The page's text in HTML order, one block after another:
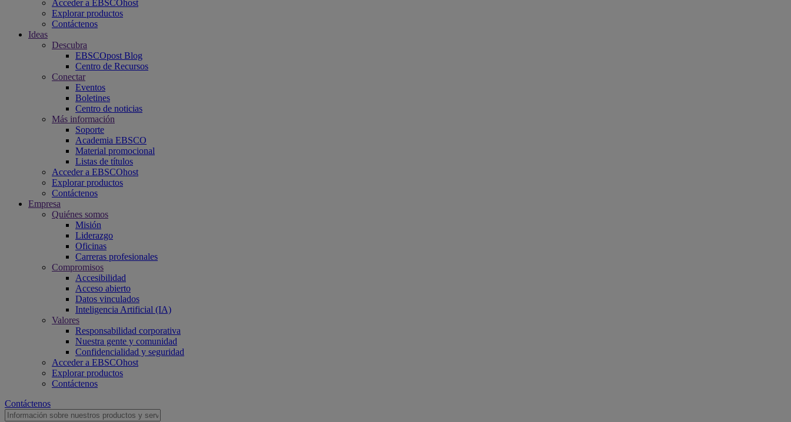
Acceder a EBSCOhost
Explorar productos
Contáctenos
Ideas
Descubra
EBSCOpost Blog
Centro de Recursos
Conectar
Eventos
Boletines
Centro de noticias
Más información
Soporte
Academia EBSCO
Material promocional
Listas de títulos
Acceder a EBSCOhost
Explorar productos
Contáctenos
Empresa
Quiénes somos
Misión
Liderazgo
Oficinas
Carreras profesionales
Compromisos
Accesibilidad
Acceso abierto
Datos vinculados
Inteligencia Artificial (IA)
Valores
Responsabilidad corporativa
Nuestra gente y comunidad
Confidencialidad y seguridad
Acceder a EBSCOhost
Explorar productos
Contáctenos
Contáctenos